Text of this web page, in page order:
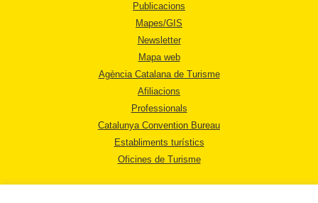
Publicacions
Mapes/GIS
Newsletter
Mapa web
Agència Catalana de Turisme
Afiliacions
Professionals
Catalunya Convention Bureau
Establiments turístics
Oficines de Turisme